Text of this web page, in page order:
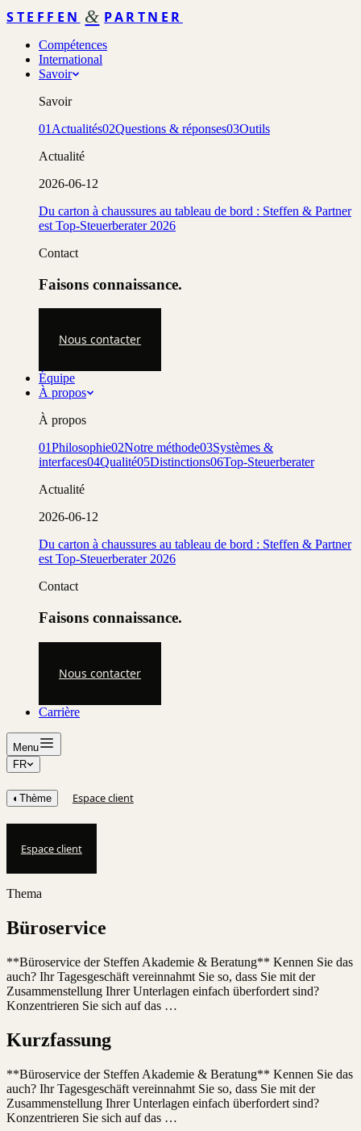
STEFFEN & PARTNER
Compétences
International
Savoir
Savoir
01 Actualités02Questions & réponses03Outils
Actualité
2026-06-12
Du carton à chaussures au tableau de bord : Steffen & Partner
est Top-Steuerberater 2026
Contact
Faisons connaissance.
Nous contacter
Équipe
À propos
À propos
01Philosophie02Notre méthode03Systèmes &
interfaces04Qualité05Distinctions06Top-Steuerberater
Actualité
2026-06-12
Du carton à chaussures au tableau de bord : Steffen & Partner
est Top-Steuerberater 2026
Contact
Faisons connaissance.
Nous contacter
Carrière
Menu
FR
◐ Thème Espace client
Espace client
Thema
Büroservice
**Büroservice der Steffen Akademie & Beratung** Kennen Sie das
auch? Ihr Tagesgeschäft vereinnahmt Sie so, dass Sie mit der
Zusammenstellung Ihrer Unterlagen einfach überfordert sind?
Konzentrieren Sie sich auf das …
Kurzfassung
**Büroservice der Steffen Akademie & Beratung** Kennen Sie das
auch? Ihr Tagesgeschäft vereinnahmt Sie so, dass Sie mit der
Zusammenstellung Ihrer Unterlagen einfach überfordert sind?
Konzentrieren Sie sich auf das …